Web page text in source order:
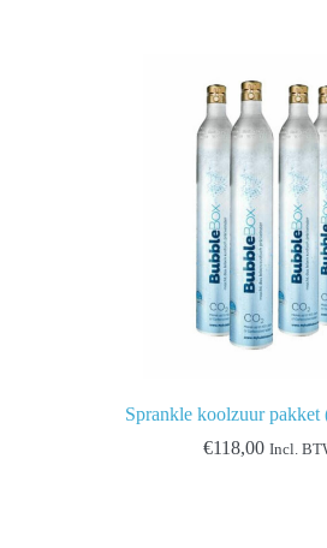
Sprankle koolzuur pakket
€118,00 Incl.